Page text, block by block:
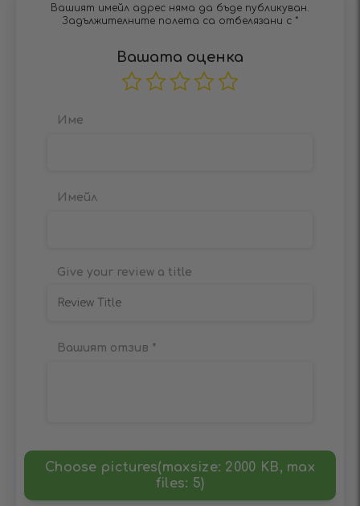
Вашият имейл адрес няма да бъде публикуван.
Задължителните полета са отбелязани с *
Give your review a title
Вашата оценка
Вашият отзив *
Choose pictures(maxsize: 2000 KB, max
files: 5)
Име
Имейл